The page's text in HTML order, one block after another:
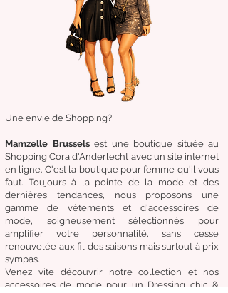
Une envie de Shopping?
Mamzelle Brussels est une boutique située au
Shopping Cora d'Anderlecht avec un site internet
en ligne. C'est la boutique pour femme qu'il vous
faut. Toujours à la pointe de la mode et des
dernières tendances, nous proposons une
gamme de vêtementset d'accessoires de
mode,
soigneusementsélectionnés pour
amplifier votre personnalité, sans cesse
renouvelée aux fil des saisons mais surtout à prix
sympas.
Venez vite découvrirnotre collection et nos
accessoires de mode pour un Dressing chic &